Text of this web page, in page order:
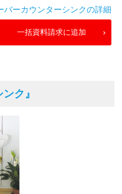
バーカウンターシンクの詳細
一括資料請求に追加
ク』